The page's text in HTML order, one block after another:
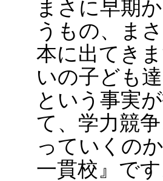
まさに早期
うもの、ま
本に出てき
いの子ども
という事実
て、学力競
っていくの
一貫校』です